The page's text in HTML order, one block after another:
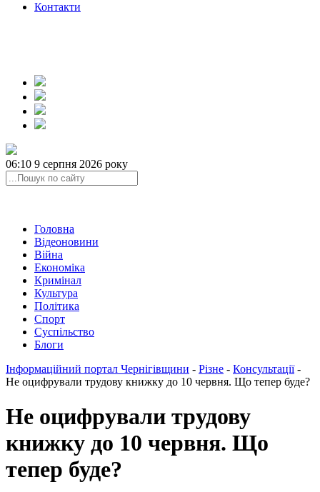
Контакти
06:10 9 серпня 2026 року
Головна
Відеоновини
Війна
Економіка
Кримінал
Культура
Політика
Спорт
Суспільство
Блоги
Інформаційний портал Чернігівщини - Різне - Консультації-
Не оцифрували трудову книжку до 10 червня. Що тепер буде?
Не оцифрували трудову
книжку до 10 червня. Що
тепер буде?